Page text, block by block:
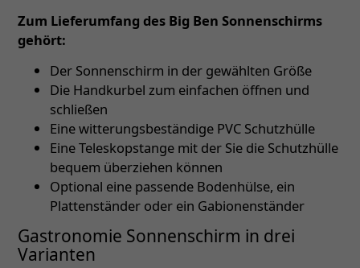
Zum Lieferumfang des Big Ben Sonnenschirms
gehört:
Der Sonnenschirm in der gewählten Größe
Die Handkurbel zum einfachen öffnen und
schließen
Eine witterungsbeständige PVC Schutzhülle
Eine Teleskopstange mit der Sie die Schutzhülle
bequem überziehen können
Optional eine passende Bodenhülse, ein
Plattenständer oder ein Gabionenständer
Gastronomie Sonnenschirm in drei
Varianten